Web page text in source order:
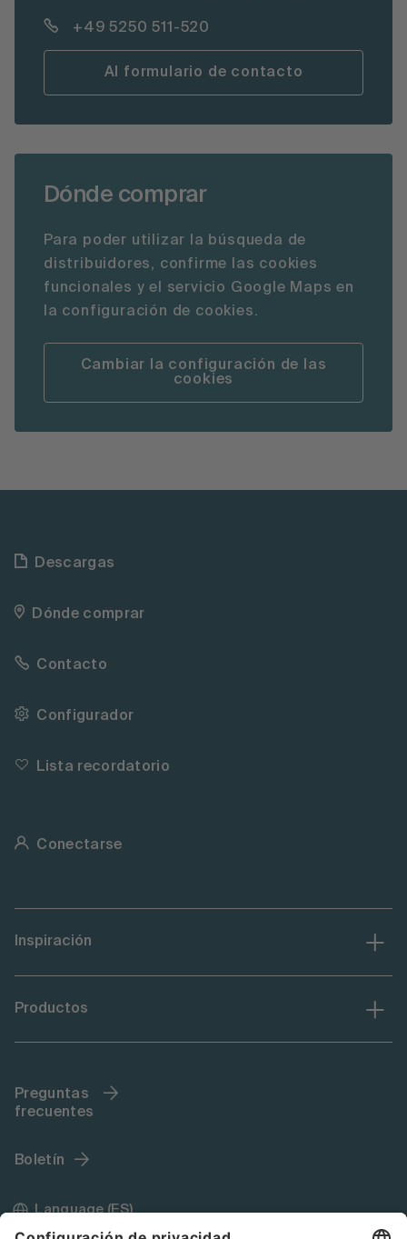
+49 5250 511-520
Al formulario de contacto
Dónde comprar
Para poder utilizar la búsqueda de
distribuidores, confirme las cookies
funcionales y el servicio Google Maps en
la configuración de cookies.
Cambiar la configuración de las
cookies
Descargas
Dónde comprar
Contacto
Configurador
Lista recordatorio
Conectarse
Inspiración
Productos
Preguntas
frecuentes
Boletín
Language (ES)